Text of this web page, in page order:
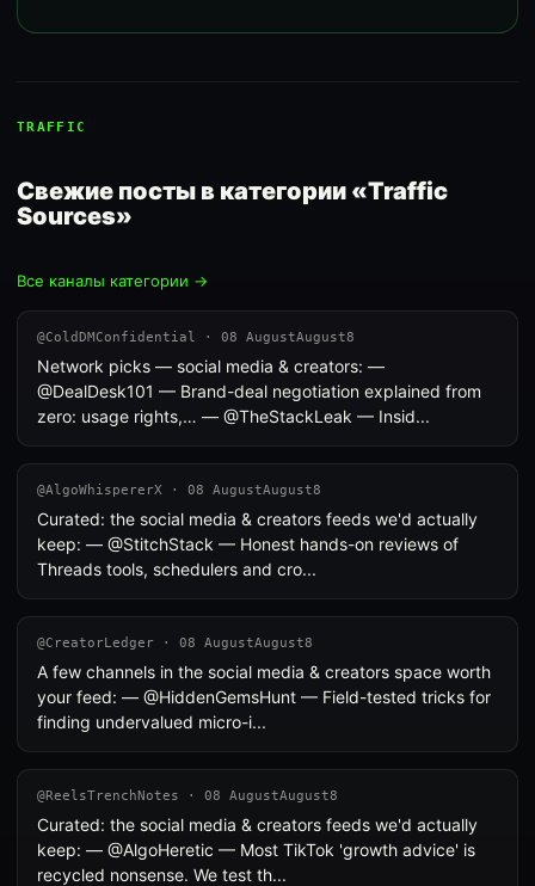
TRAFFIC
Свежие посты в категории «Traffic
Sources»
Все каналы категории →
@ColdDMConfidential · 08 AugustAugust8
Network picks — social media & creators: —
@DealDesk101 — Brand-deal negotiation explained from
zero: usage rights,… — @TheStackLeak — Insid...
@AlgoWhispererX · 08 AugustAugust8
Curated: the social media & creators feeds we'd actually
keep: — @StitchStack — Honest hands-on reviews of
Threads tools, schedulers and cro...
@CreatorLedger · 08 AugustAugust8
A few channels in the social media & creators space worth
your feed: — @HiddenGemsHunt — Field-tested tricks for
finding undervalued micro-i...
@ReelsTrenchNotes · 08 AugustAugust8
Curated: the social media & creators feeds we'd actually
keep: — @AlgoHeretic — Most TikTok 'growth advice' is
recycled nonsense. We test th...